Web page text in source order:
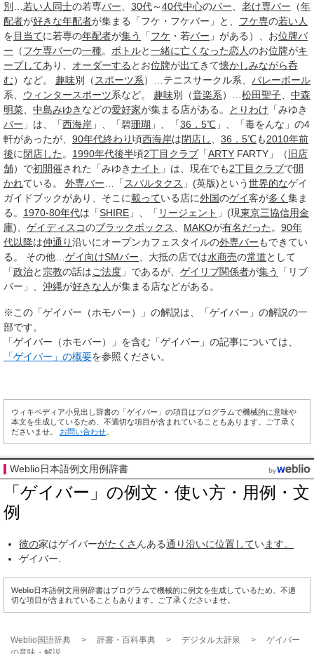
別
若い人 同士の若専バー 30代～40代中心のバー 老け専バー （年
配者が好きな年配者が集まる「フケ・フケバー」と、 フケ専の若い人
を目当てに若専の年配者が集う 「フケ ・若バー 」がある）、お位牌バ
ー （フケ専バーの一種。 ボトルと一緒に亡くなった恋人のお位牌がキ
ープしてあり、 オーダーする とお位牌が出てきて懐かしみながら呑
む）など。 趣味別（ スポーツ系）…テニスサークル系、 バレーボール
系、 ウィンタースポーツ系など。 趣味別（音楽系）… 松田聖子
中森
明菜
中島みゆき などの愛好家が集まる店がある。 とりわけ 「みゆき
バー 」は、「西海岸 」、「碧珊瑚 」、「36．5℃ 」、「毒をんな」の4
軒があったが、 90年代終わり頃西海岸は閉店し 36．5℃も2010年前
後に 閉店した 。 1990年代後半頃2丁目 クラブ 「ARTY FARTY」（ 旧店
舗）で初開催された「みゆきナイト 」は、現在でも2丁目 クラブで開
かれている。 外専バー …「 スパルタクス 」(英版)という世界的なゲイ
ガイドブックがあり、そこに載っている店に外国のゲイ客が多く 集ま
る。 1970-80年代は「SHIRE 」、「 リージェント 」(現東京三協信用金
庫)、 ゲイディスコのブラックボックス MAKOが有名だった 。 90年
代以降は仲通り沿いにオープンカフェスタイルの外専バーもできてい
る。 その他… ゲイ向けSMバー 、大抵の店では水商売の常道として
「政治と 宗教の話はご法度 」であるが、 ゲイリブ関係者が集う
「リブ
バー」、 沖縄が好きな人が集まる店などがある。
※この「ゲイバー（ホモバー）」の解説は、「ゲイバー」の解説の一
部です。
「ゲイバー（ホモバー）」を含む「ゲイバー」の記事については、
「ゲイバー」の概要を参照ください。
ウィキペディア小見出し辞書の「ゲイバー」の項目はプログラムで機械的に意味や
本文を生成しているため、不適切な項目が含まれていることもあります。ご了承く
ださいませ。 お問い合わせ
Weblio日本語例文用例辞書
「ゲイバー」の例文・使い方・用例・文
例
彼の家はゲイバーがたくさ んある通り沿いに位置しています。
ゲイバー.
Weblio日本語例文用例辞書はプログラムで機械的に例文を生成しているため、不適
切な項目が含まれていることもあります。ご了承くださいませ。
Weblio国語辞典 > 辞書・百科事典 > デジタル大辞泉 >
ゲイバー